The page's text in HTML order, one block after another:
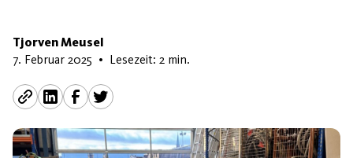
Tjorven Meusel
7. Februar 2025 5. Juni 2025
• Lesezeit: 2 min.